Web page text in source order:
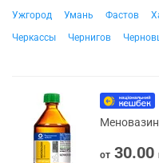
Ужгород
Умань Фастов
Черкассы
Чернигов
от 30.00